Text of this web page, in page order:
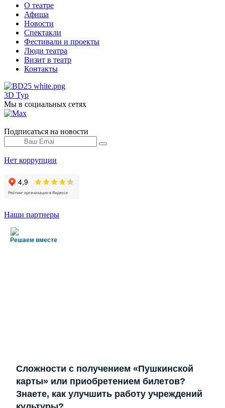
О театре
Афиша
Новости
Спектакли
Фестивали и проекты
Люди театра
Визит в театр
Контакты
3D Тур
Мы в социальных сетях
Подписаться на новости
Нет коррупции
Наши партнеры
Решаем вместе
Сложности с получением «Пушкинской
карты» или приобретением билетов?
Знаете, как улучшить работу учреждений